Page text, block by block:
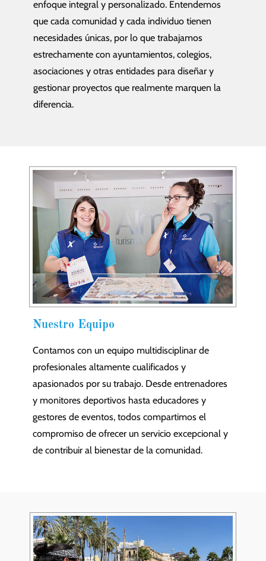
enfoque integral y personalizado. Entendemos
que cada comunidad y cada individuo tienen
necesidades únicas, por lo que trabajamos
estrechamente con ayuntamientos, colegios,
asociaciones y otras entidades para diseñar y
gestionar proyectos que realmente marquen la
diferencia.
Nuestro Equipo
Contamos con un equipo multidisciplinar de
profesionales altamente cualificados y
apasionados por su trabajo. Desde entrenadores
y monitores deportivos hasta educadores y
gestores de eventos, todos compartimos el
compromiso de ofrecer un servicio excepcional y
de contribuir al bienestar de la comunidad.